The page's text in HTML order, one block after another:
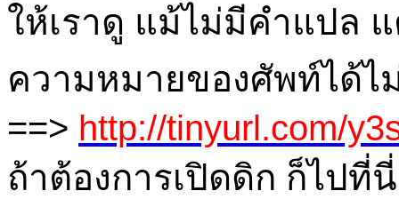
ให้เราดู แม้ไม่มีคำแปล
ความหมายของศัพท์ได้ไ
==> http://tinyurl.com/
ถ้าต้องการเปิดดิก ก็ไปที่